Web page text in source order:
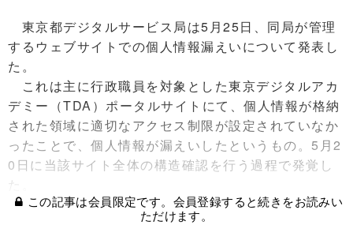
東京都デジタルサービス局は5月25日、同局が管理
するウェブサイトでの個人情報漏えいについて発表し
た。
これは主に行政職員を対象とした東京デジタルアカ
デミー（TDA）ポータルサイトにて、個人情報が格納
された領域に適切なアクセス制限が設定されていなか
ったことで、個人情報が漏えいしたというもの。5月2
0日に当該サイト全体の構造確認を行う過程で発覚し
た。
この記事は会員限定です。会員登録すると続きをお読みい
ただけます。